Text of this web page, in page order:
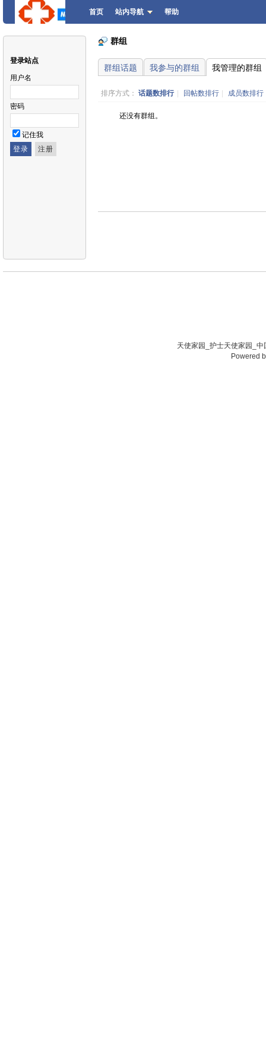
首页 站内导航 帮助
登录站点
用户名
密码
记住我
群组
群组话题 我参与的群组 我管理的群组
排序方式： 话题数排行 回帖数排行 成员数排行
还没有群组。
天使家园_护士天使家园_
Powered